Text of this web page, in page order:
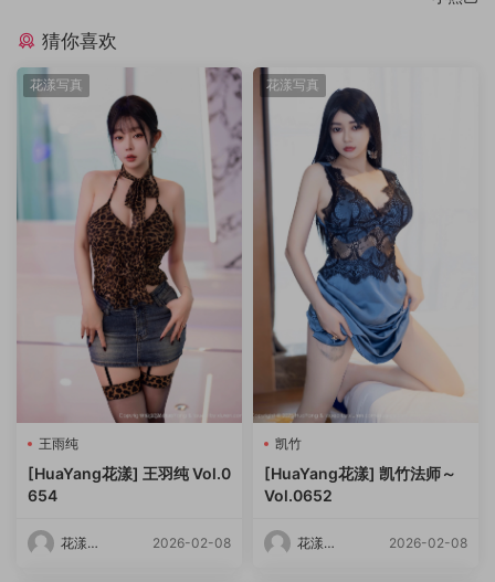
猜你喜欢
花漾写真
王雨纯
[HuaYang花漾] 王羽纯 Vol.0
654
花漾
2026-02-08
花漾写真
凯竹
[HuaYang花漾] 凯竹法师～
Vol.0652
花漾
2026-02-08